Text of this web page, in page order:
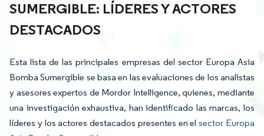
SUMERGIBLE: LÍDERES Y ACTORES
DESTACADOS
Esta lista de las principales empresas del sector Europa Asia
Bomba Sumergible se basa en las evaluaciones de los analistas
y asesores expertos de Mordor Intelligence, quienes, mediante
una investigación exhaustiva, han identificado las marcas, los
líderes y los actores destacados presentes en elsector Europa